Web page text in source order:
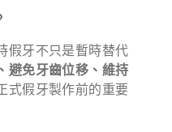
假牙不只是暫時替代
避免牙齒位移、維持
式假牙製作前的重要